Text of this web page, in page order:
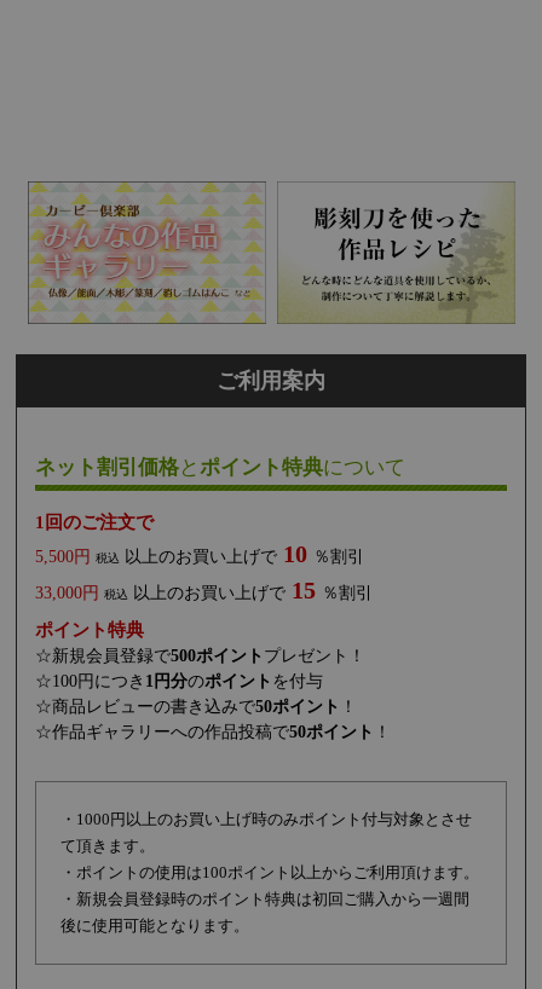
ご利用案内
ネット割引価格とポイント特典について
1回のご注文で
5,500円 税込 以上のお買い上げで 10 ％割引
33,000円 税込 以上のお買い上げで 15 ％割引
ポイント特典
☆新規会員登録で500ポイント プレゼント！
☆100円につき 1円分のポイント を付与
☆商品レビューの書き込みで50ポイント ！
☆作品ギャラリーへの作品投稿で50ポイント ！
・1000円以上のお買い上げ時のみポイント付与対象とさせ
て頂きます。
・ポイントの使用は100ポイント以上からご利用頂けます。
・新規会員登録時のポイント特典は初回ご購入から一週間
後に使用可能となります。